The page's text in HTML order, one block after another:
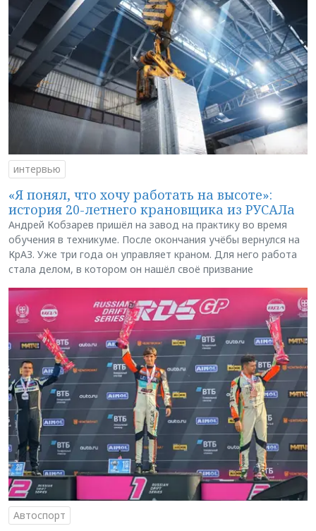
интервью
«Я понял, что хочу работать на высоте»:
история 20-летнего крановщика из РУСАЛа
Андрей Кобзарев пришёл на завод на практику во время
обучения в техникуме. После окончания учёбы вернулся на
КрАЗ. Уже три года он управляет краном. Для него работа
стала делом, в котором он нашёл своё призвание
Автоспорт